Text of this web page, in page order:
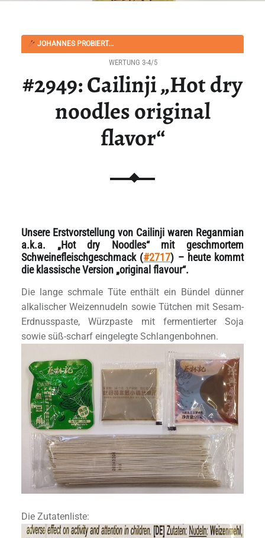
JOHANNES PROBIERT...
#2949: Cailinji „Hot dry
noodles original
flavor“
WERTUNG 3-4/5
Unsere Erstvorstellung von Cailinji waren Reganmian
a.k.a. „Hot dry Noodles“ mit geschmortem
Schweinefleischgeschmack (#2717) – heute kommt
die klassische Version „original flavour“.
Die lange schmale Tüte enthält ein Bündel dünner
alkalischer Weizennudeln sowie Tütchen mit Sesam-
Erdnusspaste, Würzpaste mit fermentierter Soja
sowie süß-scharf eingelegte Schlangenbohnen.
Die Zutatenliste: